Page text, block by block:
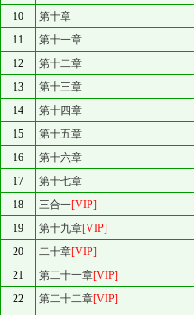
10
第十章
11
第十一章
12
第十二章
13
第十三章
14
第十四章
15
第十五章
16
第十六章
17
第十七章
18
三合一[VIP]
19
第十九章[VIP]
20
二十章[VIP]
21
第二十一章[VIP]
22
第二十二章[VIP]